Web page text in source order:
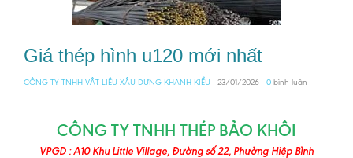
Giá thép hình u120 mới nhất
CÔNG TY TNHH VẬT LIỆU XÂU DỰNG KHANH KIỀU - 23/01/2026 - 0 bình luận
CÔNG TY TNHH THÉP BẢO KHÔI
VPGD : A10 Khu Little Village, Đường số 22, Phường Hiệp Bình